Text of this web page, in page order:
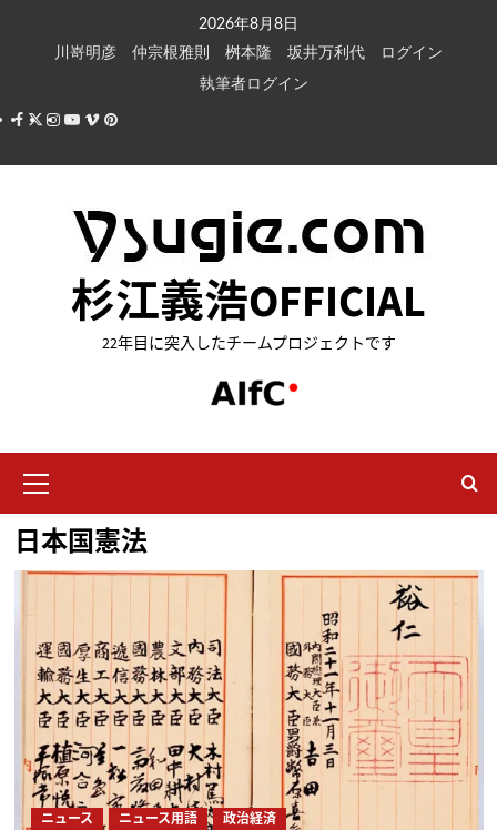
キ
2026年8月8日
川嵜明彦
仲宗根雅則 桝本隆 坂井万利代
ログイン
執筆者ログイン
Facebook
X Instagram
Youtube
VimeoPinterest
杉江義浩OFFICIAL
22年目に突入したチームプロジェクトです
イ
ン
メ
日本国憲法
ニュース ニュース用語 政治経済